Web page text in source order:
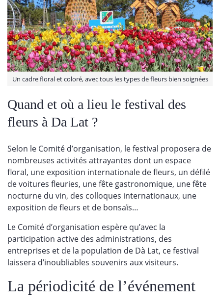
Un cadre floral et coloré, avec tous les types de fleurs bien soignées
Quand et où a lieu le festival des
fleurs à Da Lat ?
Selon le Comité d’organisation, le festival proposera de
nombreuses activités attrayantes dont un espace
floral, une exposition internationale de fleurs, un défilé
de voitures fleuries, une fête gastronomique, une fête
nocturne du vin, des colloques internationaux, une
exposition de fleurs et de bonsaïs…
Le Comité d’organisation espère qu’avec la
participation active des administrations, des
entreprises et de la population de Dà Lat, ce festival
laissera d’inoubliables souvenirs aux visiteurs.
La périodicité de l’événement